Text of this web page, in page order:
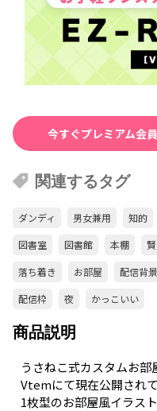
今すぐプレミアム会
関連するタグ
ダンディ 男女兼用 知的
図書室
図書館 本棚
落ち着き
お部屋 配信背景
配信枠
夜 かっこいい
商品説明
うさねこ式カスタムお部
Vtemにて現在公開され
1枚型のお部屋風イラス